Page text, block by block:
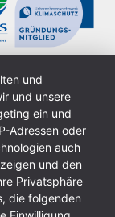
und
und unsere
ein und
Adressen oder
auch
und den
Privatsphäre
die folgenden